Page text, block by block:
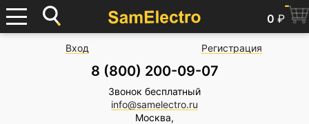
0 ₽
Вход Регистрация
8 (800) 200-09-07
Звонок бесплатный
info@samelectro.ru
Москва,